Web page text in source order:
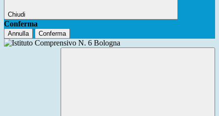
Chiudi
Conferma
Annulla Conferma